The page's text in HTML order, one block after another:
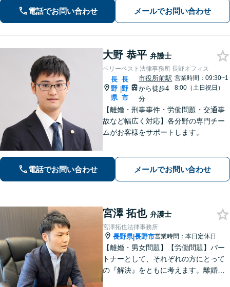
戸建て事務所です。【休日・夜間相談
電話でお問い合わせ メールでお問い合わせ
大野 恭平 弁護士
ベリーベスト法律事務所 長野オフィス
長
野
県
|
長
野
市
市役所前駅
から徒歩4
分
営業時間：09:30~1
8:00（土日祝日）
【離婚・刑事事件・労働問題・交通事
故など幅広く対応】各分野の専門チー
ムがお客様をサポートします。
電話でお問い合わせ メールでお問い合わせ
宮澤 拓也 弁護士
宮澤拓也法律事務所
長野県|長野市営業時間：本日定休日
【離婚・男女問題】【労働問題】パー
トナーとして、それぞれの方にとって
の『解決』をともに考えます。離婚・